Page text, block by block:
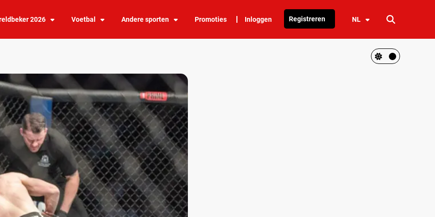
2026 Voetbal Andere sporten Promoties Inloggen Registreren NL